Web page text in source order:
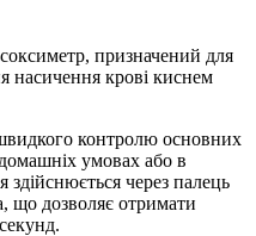
призначений для
насичення крові киснем
контролю основних
умовах або в
через палець
що дозволяє отримати